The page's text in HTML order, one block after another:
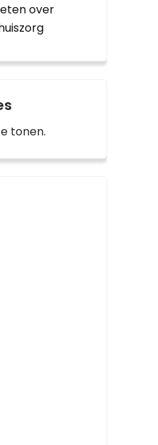
over
tonen.